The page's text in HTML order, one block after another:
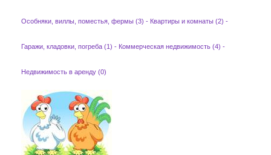
Особняки, виллы, поместья, фермы (3) - Квартиры и комнаты (2) -
Гаражи, кладовки, погреба (1) - Коммерческая недвижимость (4) -
Недвижимость в аренду (0)